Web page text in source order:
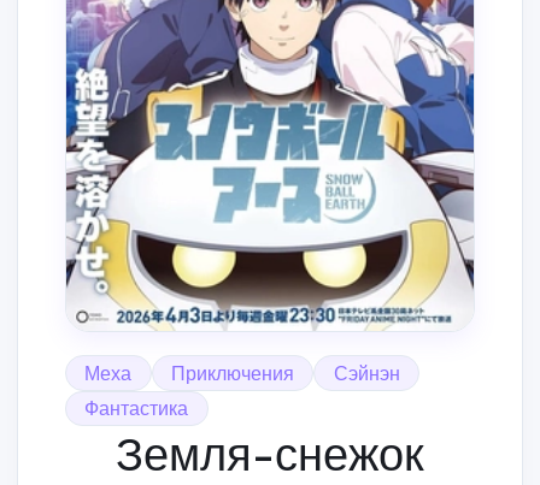
Меха Приключения
Сэйнэн
Фантастика
Земля-снежок